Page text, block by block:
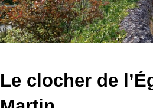
Le clocher de